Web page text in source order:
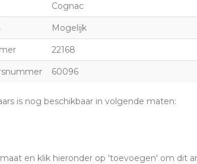
Cognac
Mogelijk
22168
60096
is nog beschikbaar in volgende maten:
en klik hieronder op 'toevoegen' om dit